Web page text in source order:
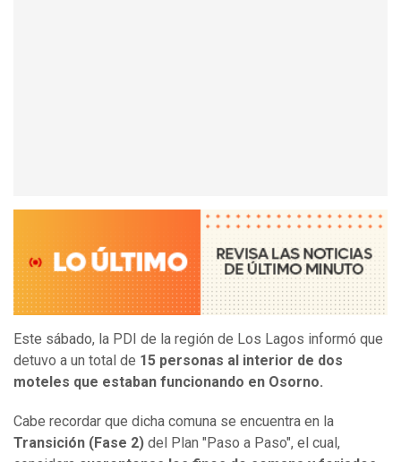
Este sábado, la PDI de la región de Los Lagos informó que
detuvo a un total de 15 personas al interior de dos
moteles que estaban funcionando en Osorno.
Cabe recordar que dicha comuna se encuentra en la
Transición (Fase 2) del Plan "Paso a Paso", el cual,